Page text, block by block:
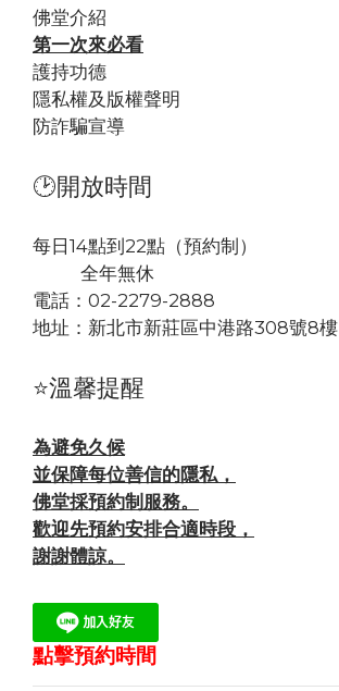
佛堂介紹
第一次來必看
護持功德
隱私權及版權聲明
防詐騙宣導
🕑開放時間
每日14點到22點（預約制）
全年無休
電話：02-2279-2888
地址： 新北市新莊區中港路308號8樓
⭐溫馨提醒
為避免久候
並保障每位善信的隱私，
佛堂採預約制服務。
歡迎先預約安排合適時段，
謝謝體諒。
點擊預約時間